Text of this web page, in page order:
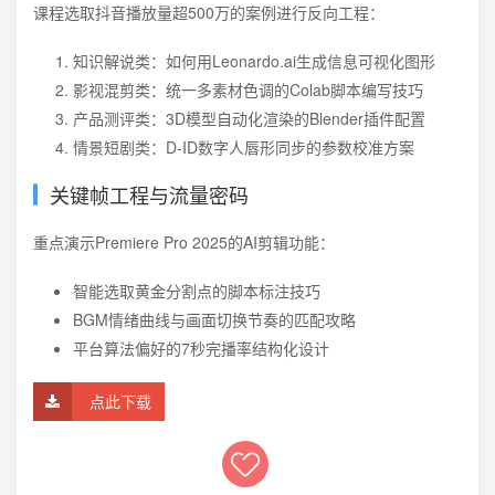
课程选取抖音播放量超500万的案例进行反向工程：
知识解说类：如何用Leonardo.ai生成信息可视化图形
影视混剪类：统一多素材色调的Colab脚本编写技巧
产品测评类：3D模型自动化渲染的Blender插件配置
情景短剧类：D-ID数字人唇形同步的参数校准方案
关键帧工程与流量密码
重点演示Premiere Pro 2025的AI剪辑功能：
智能选取黄金分割点的脚本标注技巧
BGM情绪曲线与画面切换节奏的匹配攻略
平台算法偏好的7秒完播率结构化设计
点此下载